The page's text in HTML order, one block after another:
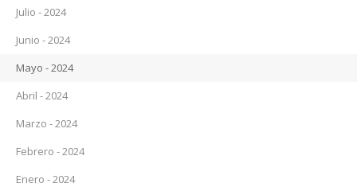
Julio - 2024
Junio - 2024
Mayo - 2024
Abril - 2024
Marzo - 2024
Febrero - 2024
Enero - 2024